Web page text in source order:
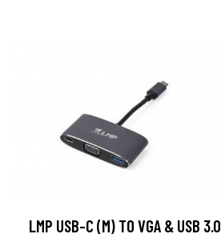
LMP USB-C (M) TO VGA & USB 3.0